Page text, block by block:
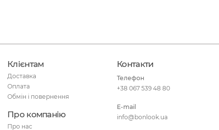
Клієнтам
Доставка
Оплата
Обмін і повернення
Про компанію
Про нас
Контакти
Телефон
+38 067 539 48 80
E-mail
info@bonlook.ua